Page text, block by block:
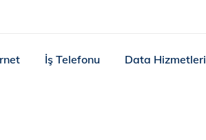
İş Telefonu Data Hizmetleri